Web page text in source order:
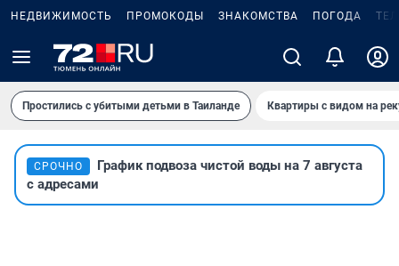
НЕДВИЖИМОСТЬ ПРОМОКОДЫ ЗНАКОМСТВА ПОГОДА
Простились с убитыми детьми в Таиланде Квартиры с видом на
СРОЧНО
График подвоза чистой воды на 7 августа
с адресами